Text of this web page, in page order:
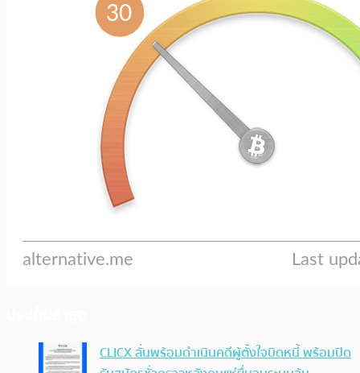
CLICX ลั่นพร้อมดำเนินคดีผู้ตั้งใจบิดหนี้ พร้อมปิด